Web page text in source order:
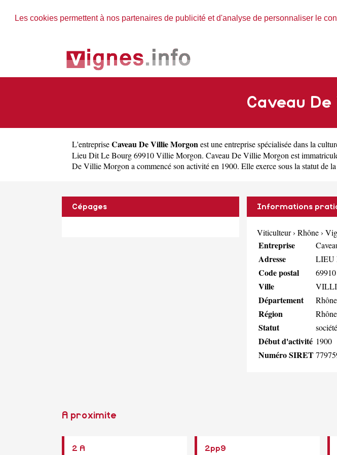
Les cookies permettent à nos partenaires de publicité et d'analyse de personnaliser le
Caveau De
L'entrepriseCaveau De Villie Morgon est uneentreprise spécialisée dans la
Lieu Dit Le Bourg 69910 Villie Morgon. Caveau De Villie Morgon est
De Villie Morgon a commencé son activité en 1900. Elle exerce sous la statut de
Cépages Informations
Viticulteur› Rhône›
Entreprise
Adresse LIEU
Code postal 69910
Ville
Département Rhône
Région
Statut
Début d'activité 1900
Numéro SIRET
A proximite
2 A 2pp9